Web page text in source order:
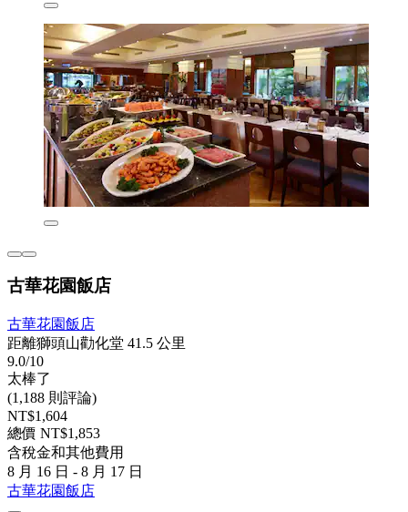
古華花園飯店
古華花園飯店
距離獅頭山勸化堂 41.5 公里
9.0/10
太棒了
(1,188 則評論)
NT$1,604
總價 NT$1,853
含稅金和其他費用
8 月 16 日 - 8 月 17 日
古華花園飯店